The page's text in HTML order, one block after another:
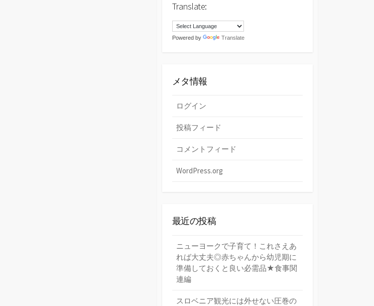
Translate:
Powered by Translate
メタ情報
ログイン
投稿フィード
コメントフィード
WordPress.org
最近の投稿
ニューヨークで子育て！これさえあ
れば大丈夫◎赤ちゃんから幼児期に
準備しておくと良い必需品★食事関
連編
スロベニア観光には外せない圧巻の